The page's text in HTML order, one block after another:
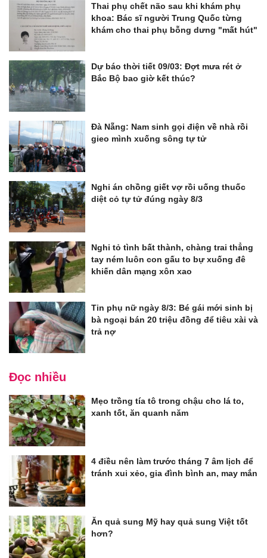
Thai phụ chết não sau khi khám phụ
khoa: Bác sĩ người Trung Quốc từng
khám cho thai phụ bỗng dưng "mất hút"
Dự báo thời tiết 09/03: Đợt mưa rét ở
Bắc Bộ bao giờ kết thúc?
Đà Nẵng: Nam sinh gọi điện về nhà rồi
gieo mình xuống sông tự tử
Nghi án chồng giết vợ rồi uống thuốc
diệt cỏ tự tử đúng ngày 8/3
Nghi tỏ tình bất thành, chàng trai thẳng
tay ném luôn con gấu to bự xuống đê
khiến dân mạng xôn xao
Tin phụ nữ ngày 8/3: Bé gái mới sinh bị
bà ngoại bán 20 triệu đồng để tiêu xài và
trả nợ
Đọc nhiều
Mẹo trồng tía tô trong chậu cho lá to,
xanh tốt, ăn quanh năm
4 điều nên làm trước tháng 7 âm lịch để
tránh xui xẻo, gia đình bình an, may mắn
Ăn quả sung Mỹ hay quả sung Việt tốt
hơn?